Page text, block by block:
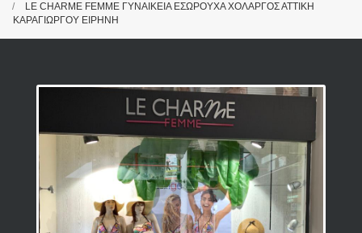
LE CHARME FEMME ΓΥΝΑΙΚΕΙΑ ΕΣΩΡΟΥΧΑ ΧΟΛΑΡΓΟΣ ΑΤΤΙΚΗ
ΚΑΡΑΓΙΩΡΓΟΥ ΕΙΡΗΝΗ